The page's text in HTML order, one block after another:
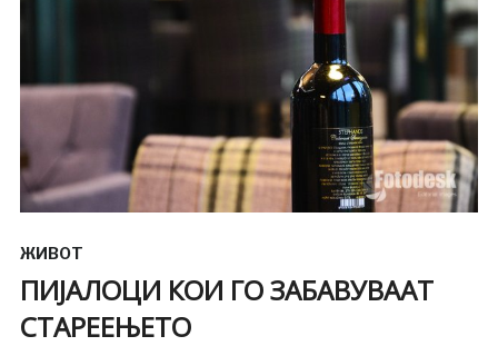
ЖИВОТ
ПИЈАЛОЦИ КОИ ГО ЗАБАВУВААТ
СТАРЕЕЊЕТО